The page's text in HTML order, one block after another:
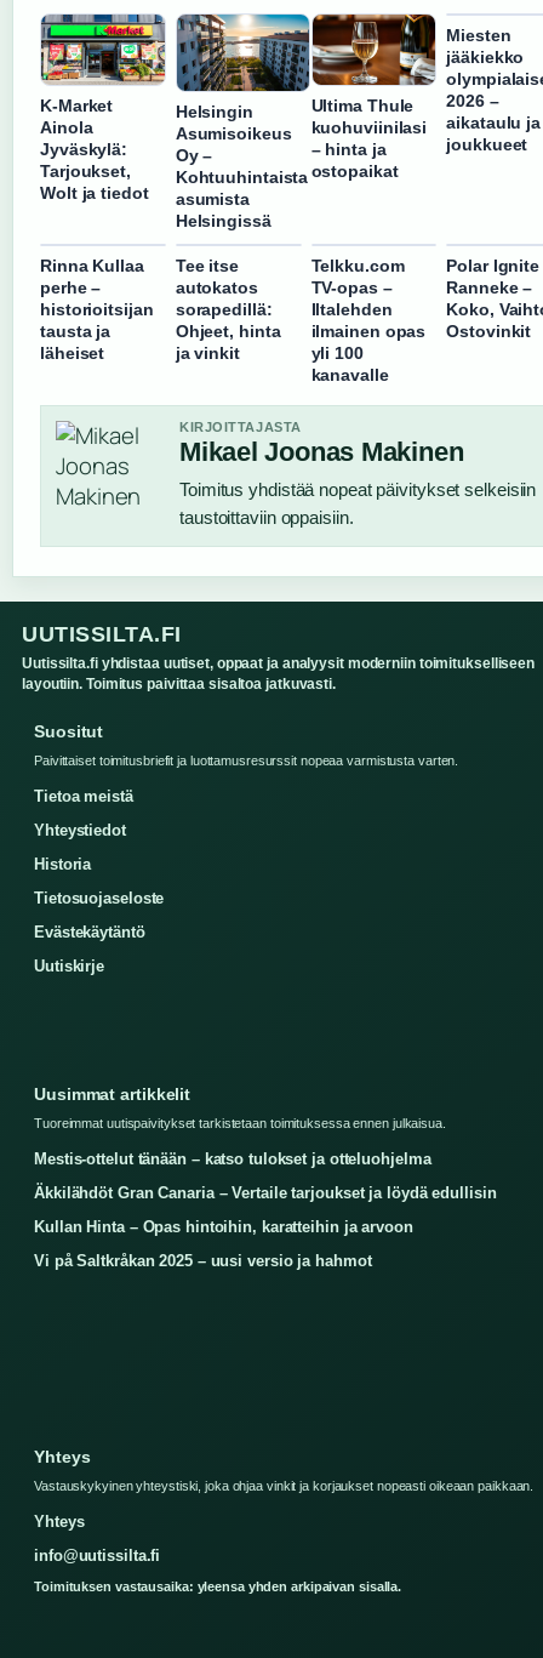
K-Market
Ainola
Jyväskylä:
Tarjoukset,
Wolt ja tiedot
Helsingin
Asumisoikeus
Oy –
Kohtuuhintaista
asumista
Helsingissä
Ultima Thule
kuohuviinilasi
– hinta ja
ostopaikat
Miesten
jääkiekko
2026 –
aikataulu ja
joukkueet
Rinna Kullaa
perhe –
historioitsijan
tausta ja
läheiset
Tee itse
autokatos
sorapedillä:
Ohjeet, hinta
ja vinkit
Telkku.com
TV-opas –
Iltalehden
ilmainen opas
yli 100
kanavalle
Polar Ignite
Ranneke –
Koko,
Ostovinkit
KIRJOITTAJASTA
Mikael Joonas Makinen
Toimitus yhdistää nopeat päivitykset selkeisiin
taustoittaviin oppaisiin.
UUTISSILTA.FI
Uutissilta.fi yhdistaa uutiset, oppaat ja analyysit moderniin toimitukselliseen
layoutiin. Toimitus paivittaa sisaltoa jatkuvasti.
Suositut
Paivittaiset toimitusbriefit ja luottamusresurssit nopeaa varmistusta varten.
Tietoa meistä
Yhteystiedot
Historia
Tietosuojaseloste
Evästekäytäntö
Uutiskirje
Uusimmat artikkelit
Tuoreimmat uutispaivitykset tarkistetaan toimituksessa ennen julkaisua.
Mestis-ottelut tänään – katso tulokset ja otteluohjelma
Äkkilähdöt Gran Canaria – Vertaile tarjoukset ja löydä edullisin
Kullan Hinta – Opas hintoihin, karatteihin ja arvoon
Vi på Saltkråkan 2025 – uusi versio ja hahmot
Yhteys
Vastauskykyinen yhteystiski, joka ohjaa vinkit ja korjaukset nopeasti oikeaan paikkaan.
Yhteys
info@uutissilta.fi
Toimituksen vastausaika: yleensa yhden arkipaivan sisalla.